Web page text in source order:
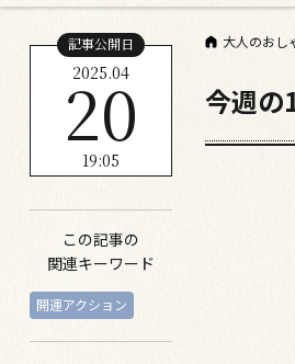
大人のおし
記事公開日
2025.04
20
19:05
この記事の
関連キーワード
開運アクション
今週の